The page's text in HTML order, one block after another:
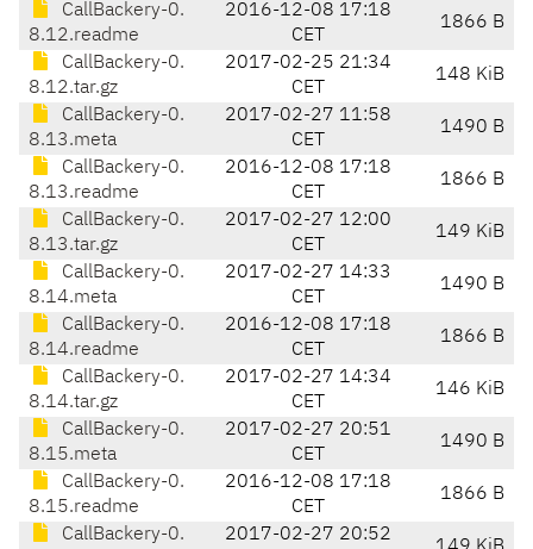
CallBackery-0.
8.12.readme
2016-12-08 17:18
CET
1866 B
CallBackery-0.
8.12.tar.gz
2017-02-25 21:34
CET
148 KiB
CallBackery-0.
8.13.meta
2017-02-27 11:58
CET
1490 B
CallBackery-0.
8.13.readme
2016-12-08 17:18
CET
1866 B
CallBackery-0.
8.13.tar.gz
2017-02-27 12:00
CET
149 KiB
CallBackery-0.
8.14.meta
2017-02-27 14:33
CET
1490 B
CallBackery-0.
8.14.readme
2016-12-08 17:18
CET
1866 B
CallBackery-0.
8.14.tar.gz
2017-02-27 14:34
CET
146 KiB
CallBackery-0.
8.15.meta
2017-02-27 20:51
CET
1490 B
CallBackery-0.
8.15.readme
2016-12-08 17:18
CET
1866 B
CallBackery-0. 2017-02-27 20:52